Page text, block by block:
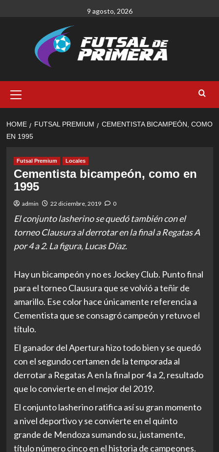
9 agosto, 2026
Menu
HOME FUTSAL PREMIUM
CEMENTISTA BICAMPEÓN, COMO
EN 1995
Futsal Premium Locales
Cementista bicampeón, como en
1995
admin 22 diciembre, 2019 0
El conjunto lasherino se quedó también con el
torneo Clausura al derrotar en la final a Regatas A
por 4 a 2. La figura, Lucas Díaz.
Hay un bicampeón y no es Jockey Club. Punto final
para el torneo Clausura que se volvió a teñir de
amarillo. Ese color hace únicamente referencia a
Cementista que se consagró campeón y retuvo el
título.
El ganador del Apertura hizo todo bien y se quedó
con el segundo certamen de la temporada al
derrotar a Regatas A en la final por 4 a 2, resultado
que lo convierte en el mejor del 2019.
El conjunto lasherino ratifica así su gran momento
a nivel deportivo y se convierte en el quinto
grande de Mendoza sumando su, justamente,
título número cinco en el historia de campeones.